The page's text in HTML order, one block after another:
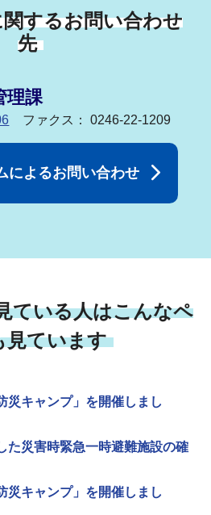
するお問い合わせ
先
理課
ファクス： 0246-22-1209
によるお問い合わせ
ている人はこんなペ
見ています
災キャンプ」を開催しまし
た災害時緊急一時避難施設の確
災キャンプ」を開催しまし